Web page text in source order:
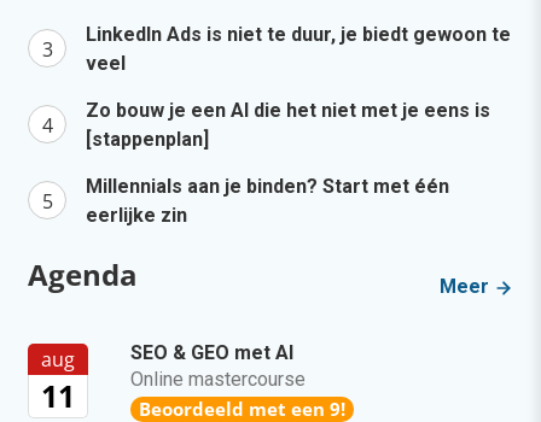
LinkedIn Ads is niet te duur, je biedt gewoon te
veel
Zo bouw je een AI die het niet met je eens is
[stappenplan]
Millennials aan je binden? Start met één
eerlijke zin
Agenda Meer
aug
11
SEO & GEO met AI
Online mastercourse
Beoordeeld met een 9!